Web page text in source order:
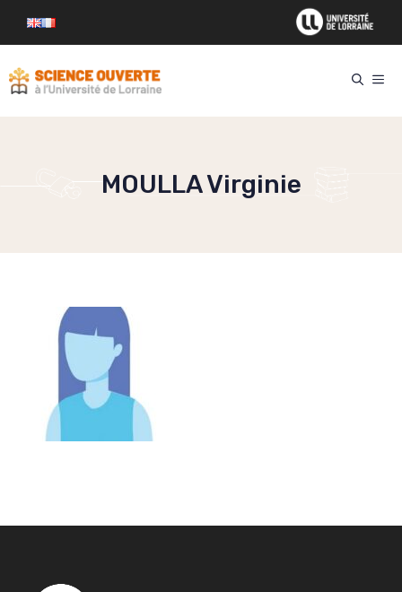
MOULLA Virginie